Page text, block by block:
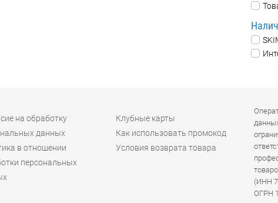
на обработку
данных
в отношении
персональных
Клубные карты
Как использовать промокод
Условия возврата товара
(ИНН
ОГРН